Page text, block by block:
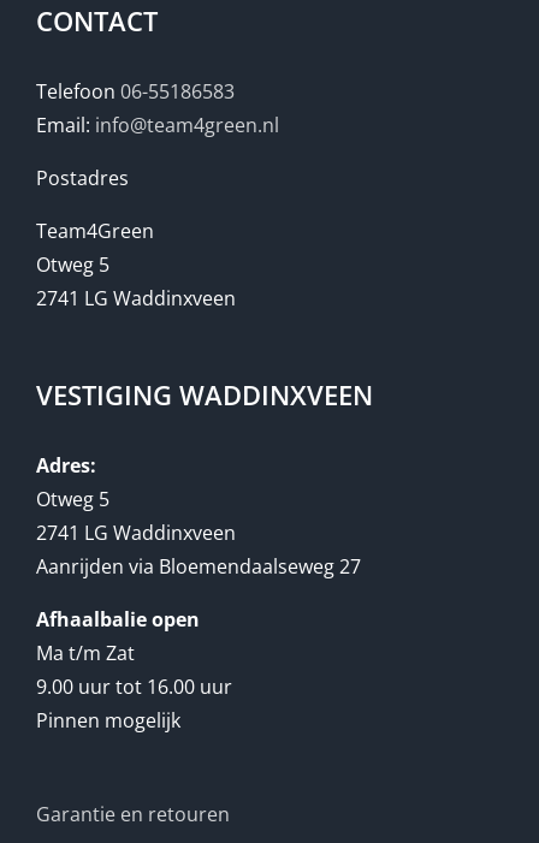
CONTACT
Telefoon 06-55186583
Email: info@team4green.nl
Postadres
Team4Green
Otweg 5
2741 LG Waddinxveen
VESTIGING WADDINXVEEN
Adres:
Otweg 5
2741 LG Waddinxveen
Aanrijden via Bloemendaalseweg 27
Afhaalbalie open
Ma t/m Zat
9.00 uur tot 16.00 uur
Pinnen mogelijk
Garantie en retouren